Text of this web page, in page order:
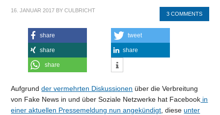
16. JANUAR 2017 BYCULBRICHT
3 COMMENTS
share tweet
share share
share
Aufgrundder vermehrten Diskussionen über die Verbreitung
von Fake News in und über Soziale Netzwerke hat Facebook in
einer aktuellen Pressemeldung nun angekündigt, dieseunter